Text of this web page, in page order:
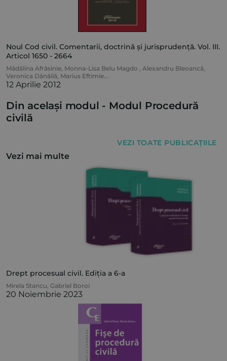
Noul Cod civil. Comentarii, doctrină și jurisprudență. Vol. III.
Articol 1650 - 2664
Mădălina Afrăsinie, Monna-Lisa Belu Magdo , Alexandru Bleoancă,
Veronica Dănăilă, Marius Eftimie...
12 Aprilie 2012
Din același modul - Modul Procedură
civilă
VEZI TOATE PUBLICAȚIILE
Vezi mai multe
Drept procesual civil. Ediția a 6-a
Mirela Stancu, Gabriel Boroi
20 Noiembrie 2023